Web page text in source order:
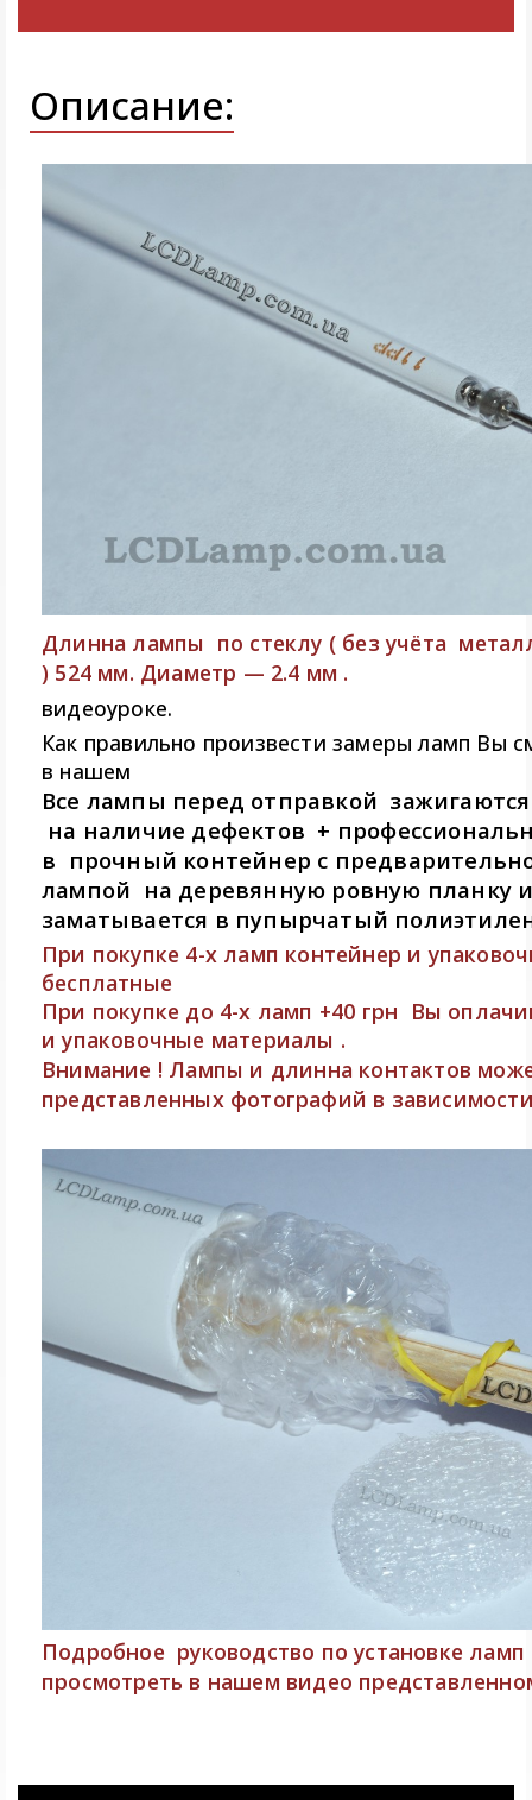
Описание:
Длинна лампы по стеклу ( без учёта
) 524 мм. Диаметр — 2.4 мм .
видеоуроке.
Как правильно произвести замеры ламп Вы
в нашем
Все лампы перед отправкой
на наличие дефектов +
в прочный контейнер с
лампой на деревянную ровную планку
заматывается в пупырчатый
При покупке 4-х ламп контейнер и
бесплатные
При покупке до 4-х ламп +40 грн Вы
и упаковочные материалы .
Внимание ! Лампы и длинна контактов
представленных фотографий в
Подробное руководство по установке
просмотреть в нашем видео